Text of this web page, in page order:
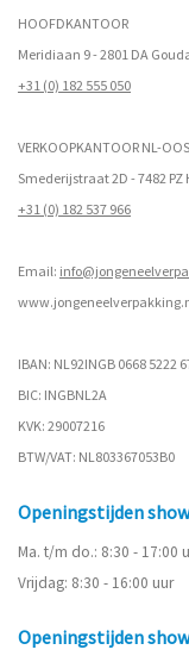
HOOFDKANTOOR
Meridiaan 9 - 2801 DA
+31 (0) 182 555 050
VERKOOPKANTOOR NL-
Smederijstraat 2D - 7482 PZ
+31 (0) 182 537 966
Email:
www.
IBAN: NL92INGB 0668 5222
BIC: INGBNL2A
KVK: 29007216
BTW/VAT: NL803367053B0
Openingstijden
Ma. t/m do.: 8:30 - 17:00
Vrijdag: 8:30 - 16:00 uur
Openingstijden